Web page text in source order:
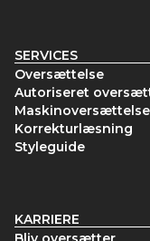
SERVICES
Oversættelse
Autoriseret
Maskinoversættelse
Korrekturlæsning
Styleguide
KARRIERE